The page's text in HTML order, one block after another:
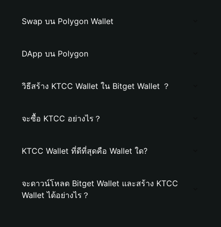
Swap บน Polygon Wallet
DApp บน Polygon
วิธีสร้าง KTCC Wallet ใน Bitget Wallet ？
จะซื้อ KTCC อย่างไร？
KTCC Wallet ที่ดีที่สุดคือ Wallet ใด?
จะดาวน์โหลด Bitget Wallet และสร้าง KTCC
Wallet ได้อย่างไร？